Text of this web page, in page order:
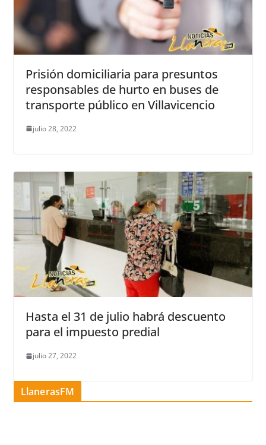
Prisión domiciliaria para presuntos
responsables de hurto en buses de
transporte público en Villavicencio
julio 28, 2022
Hasta el 31 de julio habrá descuento
para el impuesto predial
julio 27, 2022
LlanerasFM